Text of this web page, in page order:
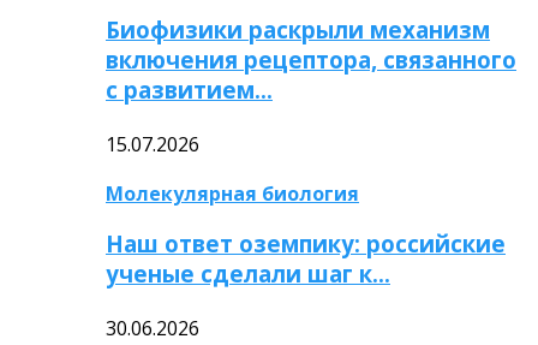
Биофизики раскрыли механизм
включения рецептора, связанного
с развитием…
15.07.2026
Молекулярная биология
Наш ответ оземпику: российские
ученые сделали шаг к…
30.06.2026